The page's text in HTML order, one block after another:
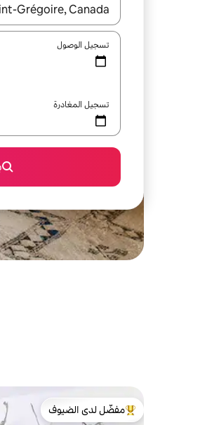
عند توفر النتائج، انتقل
تسجيل الوصول
تسجيل المغادرة
من أبرز البيوت المفضّلة لدى
مفضّل لدى الضيوف